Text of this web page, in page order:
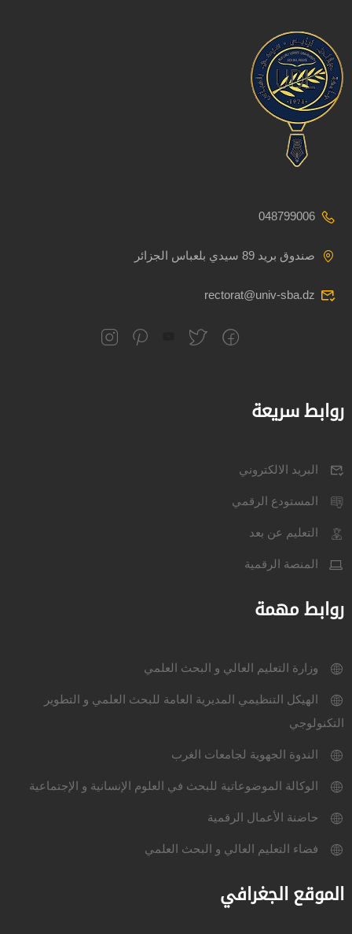
048799006
صندوق بريد 89 سيدي بلعباس الجزائر
rectorat@univ-sba.dz
روابط سريعة
البريد الالكتروني
المستودع الرقمي
التعليم عن بعد
المنصة الرقمية
روابط مهمة
وزارة التعليم العالي و البحث العلمي
الهيكل التنظيمي المديرية العامة للبحث العلمي و التطوير
التكنولوجي
الندوة الجهوية لجامعات الغرب
الوكالة الموضوعاتية للبحث في العلوم الإنسانية و الإجتماعية
حاضنة الأعمال الرقمية
فضاء التعليم العالي و البحث العلمي
الموقع الجغرافي